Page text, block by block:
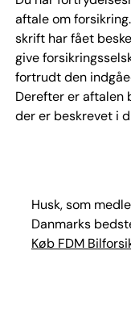
aftale om
skrift har fået
give
fortrudt den
Derefter er aftalen
der er beskrevet i
Husk, som
Danmarks
Køb FDM